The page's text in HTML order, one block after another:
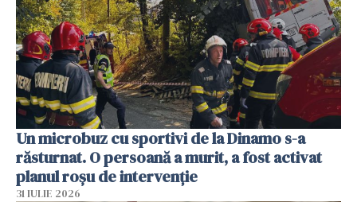
Un microbuz cu sportivi de la Dinamo s-a
răsturnat. O persoană a murit, a fost activat
planul roșu de intervenție
31 IULIE 2026